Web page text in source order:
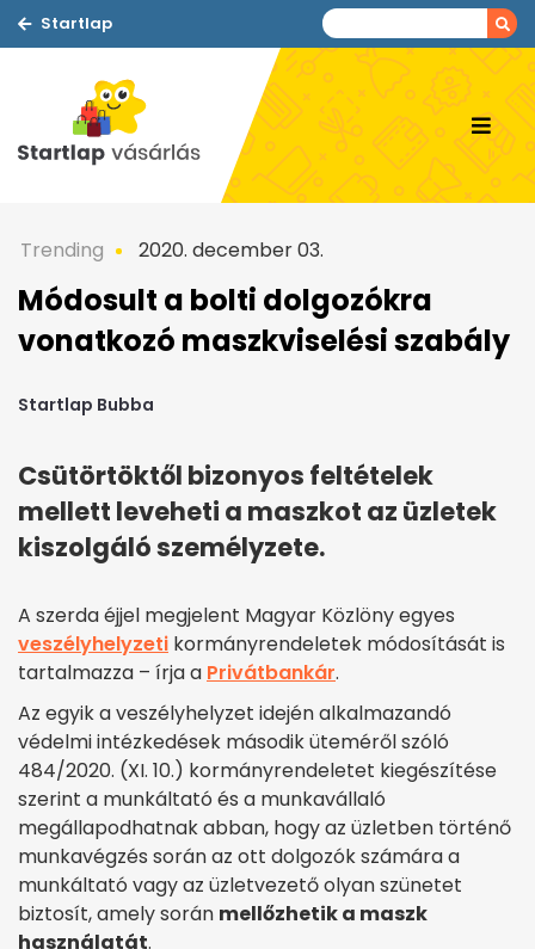
Startlap
Trending 2020. december 03.
Módosult a bolti dolgozókra
vonatkozó maszkviselési szabály
Startlap Bubba
Csütörtöktől bizonyos feltételek
mellett leveheti a maszkot az üzletek
kiszolgáló személyzete.
A szerda éjjel megjelent Magyar Közlöny egyes
veszélyhelyzeti kormányrendeletek módosítását is
tartalmazza – írja a Privátbankár.
Az egyik a veszélyhelyzet idején alkalmazandó
védelmi intézkedések második üteméről szóló
484/2020. (XI. 10.) kormányrendeletet kiegészítése
szerint a munkáltató és a munkavállaló
megállapodhatnak abban, hogy az üzletben történő
munkavégzés során az ott dolgozók számára a
munkáltató vagy az üzletvezető olyan szünetet
biztosít, amely során mellőzhetik a maszk
használatát.